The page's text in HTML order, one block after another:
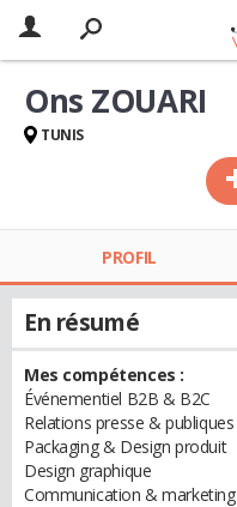
Ons ZOUARI
TUNIS
PROFIL
En résumé
Mes compétences :
Événementiel B2B & B2C
Relations presse & publiques
Packaging & Design produit
Design graphique
Communication & marketing